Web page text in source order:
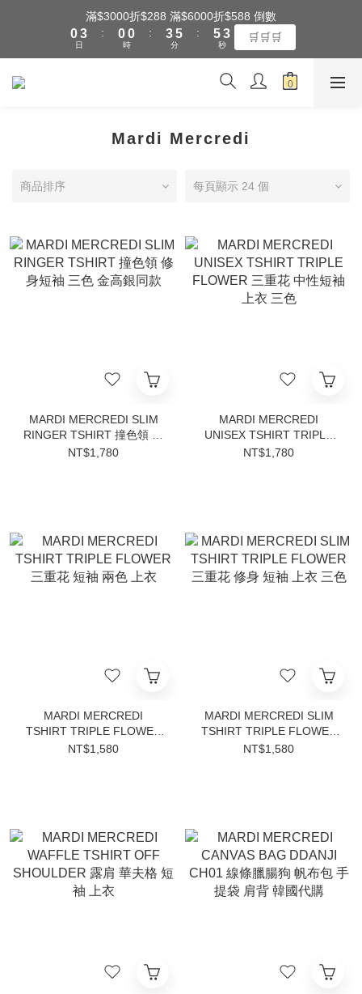
全館滿$3000享『超商』免運費
滿$3000折$288 滿$6000折$588 倒數
0
4
3
2
日
:
1
0
1
0
時
:
4
3
2
6
5
4
分
:
6
5
4
3
2
1
秒
🛒🛒🛒
全館滿$3000享『超商』免運費
Mardi Mercredi
商品排序 每頁顯示 24 個
MARDI MERCREDI SLIM
RINGER TSHIRT 撞色領 修
身短袖 三色 金高銀同款
NT$1,780
MARDI MERCREDI
UNISEX TSHIRT TRIPLE
FLOWER 三重花 中性短袖
NT$1,780
MARDI MERCREDI
TSHIRT TRIPLE FLOWER
三重花 短袖 兩色 上衣
NT$1,580
MARDI MERCREDI SLIM
TSHIRT TRIPLE FLOWER
三重花 修身 短袖 上衣 三色
NT$1,580